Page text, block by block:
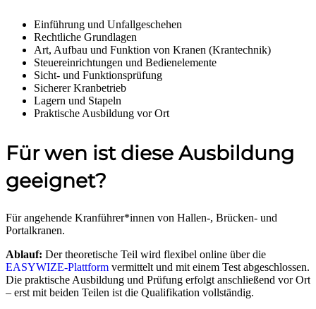
Einführung und Unfallgeschehen
Rechtliche Grundlagen
Art, Aufbau und Funktion von Kranen (Krantechnik)
Steuereinrichtungen und Bedienelemente
Sicht- und Funktionsprüfung
Sicherer Kranbetrieb
Lagern und Stapeln
Praktische Ausbildung vor Ort
Für wen ist diese Ausbildung
geeignet?
Für angehende Kranführer*innen von Hallen-, Brücken- und
Portalkranen.
Ablauf: Der theoretische Teil wird flexibel online über die
EASYWIZE-Plattform vermittelt und mit einem Test abgeschlossen.
Die praktische Ausbildung und Prüfung erfolgt anschließend vor Ort
– erst mit beiden Teilen ist die Qualifikation vollständig.